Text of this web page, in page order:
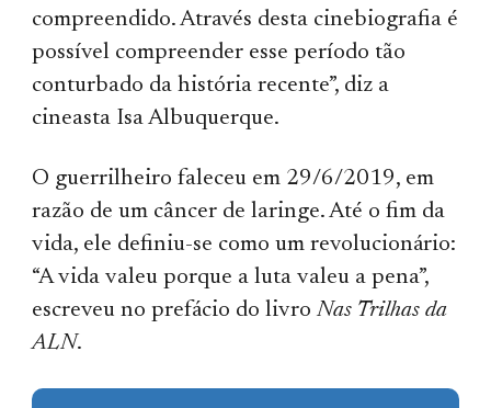
compreendido. Através desta cinebiografia é
possível compreender esse período tão
conturbado da história recente”, diz a
cineasta Isa Albuquerque.
O guerrilheiro faleceu em 29/6/2019, em
razão de um câncer de laringe. Até o fim da
vida, ele definiu-se como um revolucionário:
“A vida valeu porque a luta valeu a pena”,
escreveu no prefácio do livroNas Trilhas da
ALN.